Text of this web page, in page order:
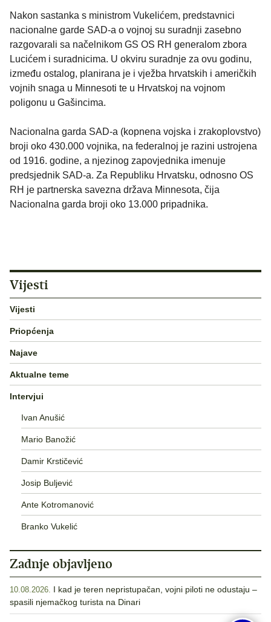
Nakon sastanka s ministrom Vukelićem, predstavnici
nacionalne garde SAD-a o vojnoj su suradnji zasebno
razgovarali sa načelnikom GS OS RH generalom zbora
Lucićem i suradnicima. U okviru suradnje za ovu godinu,
između ostalog, planirana je i vježba hrvatskih i američkih
vojnih snaga u Minnesoti te u Hrvatskoj na vojnom
poligonu u Gašincima.
Nacionalna garda SAD-a (kopnena vojska i zrakoplovstvo)
broji oko 430.000 vojnika, na federalnoj je razini ustrojena
od 1916. godine, a njezinog zapovjednika imenuje
predsjednik SAD-a. Za Republiku Hrvatsku, odnosno OS
RH je partnerska savezna država Minnesota, čija
Nacionalna garda broji oko 13.000 pripadnika.
Vijesti
Vijesti
Priopćenja
Najave
Aktualne teme
Intervjui
Ivan Anušić
Mario Banožić
Damir Krstičević
Josip Buljević
Ante Kotromanović
Branko Vukelić
Zadnje objavljeno
10.08.2026. I kad je teren nepristupačan, vojni piloti ne odustaju –
spasili njemačkog turista na Dinari